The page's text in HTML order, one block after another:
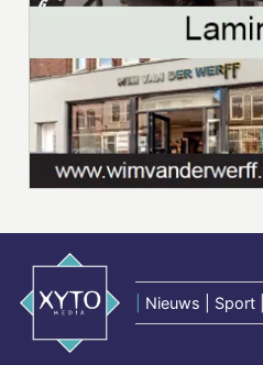
Nieuws | Sport